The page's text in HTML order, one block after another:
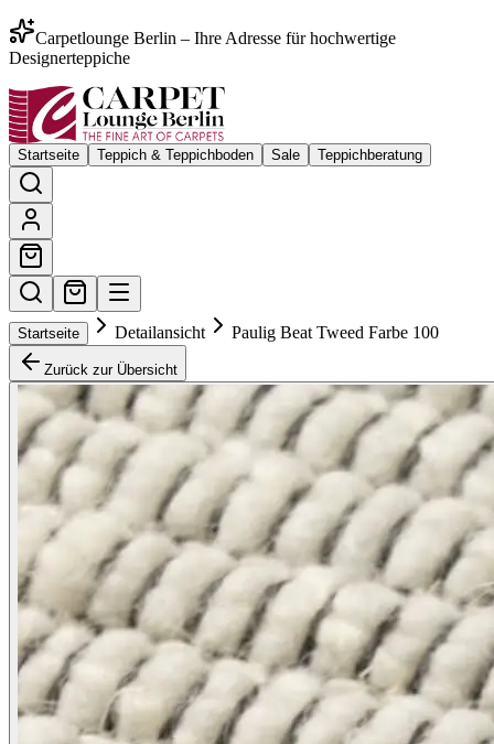
Carpetlounge Berlin – Ihre Adresse für hochwertige
Designerteppiche
Startseite Teppich & Teppichboden Sale Teppichberatung
Startseite Detailansicht Paulig Beat Tweed Farbe 100
Zurück zur Übersicht